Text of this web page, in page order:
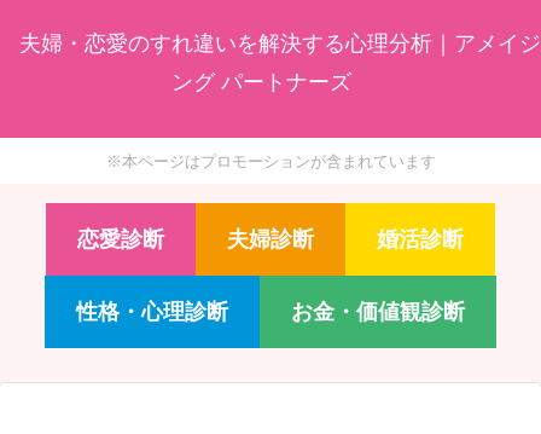
夫婦・恋愛のすれ違いを解決する心理分析｜アメイジ
ング パートナーズ
※本ページはプロモーションが含まれています
恋愛診断 夫婦診断 婚活診断
性格・心理診断 お金・価値観診断